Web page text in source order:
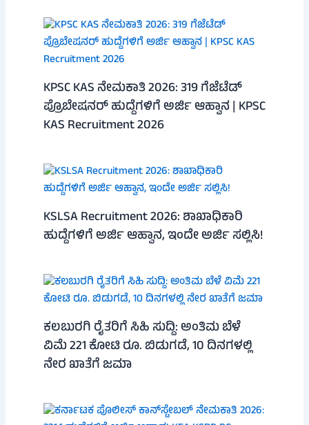
KPSC KAS ನೇಮಕಾತಿ 2026: 319 ಗೆಜೆಟೆಡ್
ಪ್ರೊಬೇಷನರ್ ಹುದ್ದೆಗಳಿಗೆ ಅರ್ಜಿ ಆಹ್ವಾನ | KPSC
KAS Recruitment 2026
KSLSA Recruitment 2026: ಶಾಖಾಧಿಕಾರಿ
ಹುದ್ದೆಗಳಿಗೆ ಅರ್ಜಿ ಆಹ್ವಾನ, ಇಂದೇ ಅರ್ಜಿ ಸಲ್ಲಿಸಿ!
ಕಲಬುರಗಿ ರೈತರಿಗೆ ಸಿಹಿ ಸುದ್ದಿ: ಅಂತಿಮ ಬೆಳೆ
ವಿಮೆ 221 ಕೋಟಿ ರೂ. ಬಿಡುಗಡೆ, 10 ದಿನಗಳಲ್ಲಿ
ನೇರ ಖಾತೆಗೆ ಜಮಾ